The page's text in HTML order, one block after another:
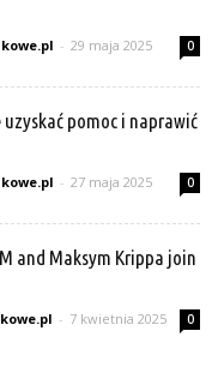
- 29 maja 2025 0
pomoc i naprawić
- 27 maja 2025 0
and Maksym Krippa join
- 7 kwietnia 2025 0